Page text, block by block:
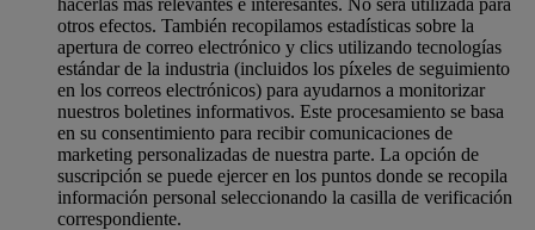
otros efectos. También recopilamos estadísticas sobre la
apertura de correo electrónico y clics utilizando tecnologías
estándar de la industria (incluidos los píxeles de seguimiento
en los correos electrónicos) para ayudarnos a monitorizar
nuestros boletines informativos. Este procesamiento se basa
en su consentimiento para recibir comunicaciones de
marketing personalizadas de nuestra parte. La opción de
suscripción se puede ejercer en los puntos donde se recopila
información personal seleccionando la casilla de verificación
correspondiente.